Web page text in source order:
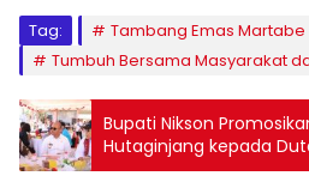
Tag:
Tambang Emas Martabe
Tumbuh Bersama Masyarakat
Bupati Nikson
Hutaginjang kepada
Berbagai Negara